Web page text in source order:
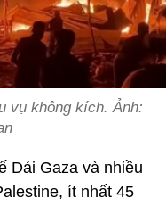
vụ không kích. Ảnh:
Dải Gaza và nhiều
ít nhất 45